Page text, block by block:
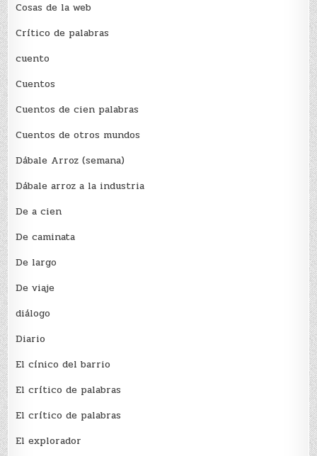
Cosas de la web
Crítico de palabras
cuento
Cuentos
Cuentos de cien palabras
Cuentos de otros mundos
Dábale Arroz (semana)
Dábale arroz a la industria
De a cien
De caminata
De largo
De viaje
diálogo
Diario
El cínico del barrio
El crí­tico de palabras
El crí­tico de palabras
El explorador